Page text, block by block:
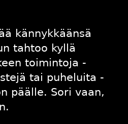
kännykkäänsä
tahtoo kyllä
toimintoja -
tai puheluita -
päälle. Sori vaan,